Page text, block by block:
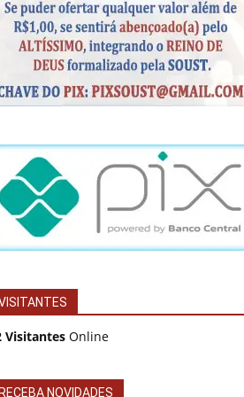
Visitantes Online
NOVIDADES